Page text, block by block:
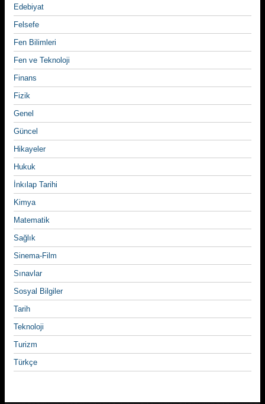
Edebiyat
Felsefe
Fen Bilimleri
Fen ve Teknoloji
Finans
Fizik
Genel
Güncel
Hikayeler
Hukuk
İnkılap Tarihi
Kimya
Matematik
Sağlık
Sinema-Film
Sınavlar
Sosyal Bilgiler
Tarih
Teknoloji
Turizm
Türkçe